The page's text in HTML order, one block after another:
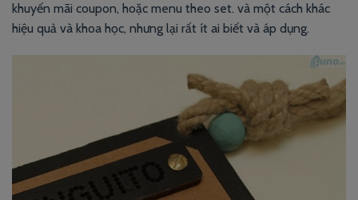
khuyến mãi coupon, hoặc menu theo set. và một cách khác
hiệu quả và khoa học, nhưng lại rất ít ai biết và áp dụng.